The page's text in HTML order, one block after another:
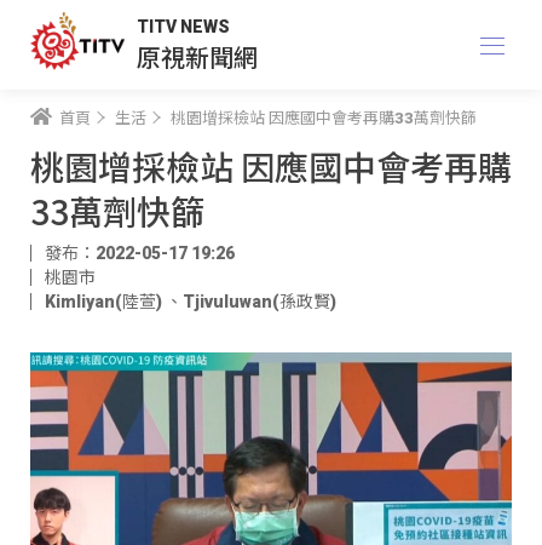
TITV NEWS
原視新聞網
首頁 生活 桃園增採檢站 因應國中會考再購33萬劑快篩
桃園增採檢站 因應國中會考再購
33萬劑快篩
發布：2022-05-17 19:26
桃園市
Kimliyan(陸萱) 、 Tjivuluwan(孫政賢)